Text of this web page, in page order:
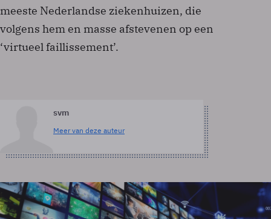
meeste Nederlandse ziekenhuizen, die
volgens hem en masse afstevenen op een
‘virtueel faillissement’.
svm
Meer van deze auteur